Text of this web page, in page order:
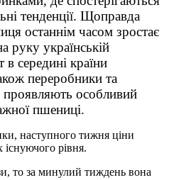
тенденції. Щоправда
останнім часом зростає
руку українській
середині країни
переробники та
проявляють особливий
пшениці.
наступного тижня ціни
рівня.
то за минулий тиждень вона